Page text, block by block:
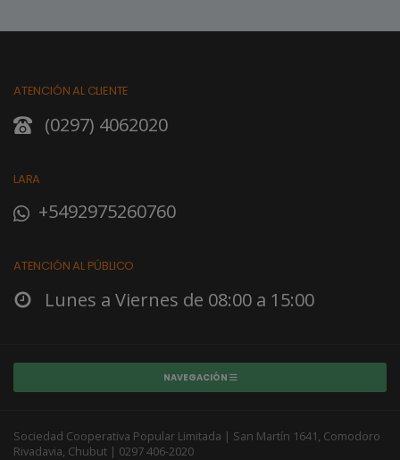
ATENCIÓN AL CLIENTE
(0297) 4062020
LARA
+5492975260760
ATENCIÓN AL PÚBLICO
Lunes a Viernes de 08:00 a 15:00
NAVEGACIÓN
Sociedad Cooperativa Popular Limitada | San Martín 1641, Comodoro
Rivadavia, Chubut | 0297 406-2020